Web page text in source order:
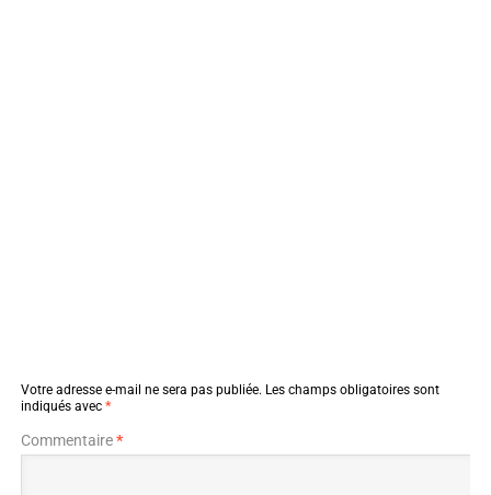
Votre adresse e-mail ne sera pas publiée. Les champs obligatoires sont
indiqués avec *
Commentaire*